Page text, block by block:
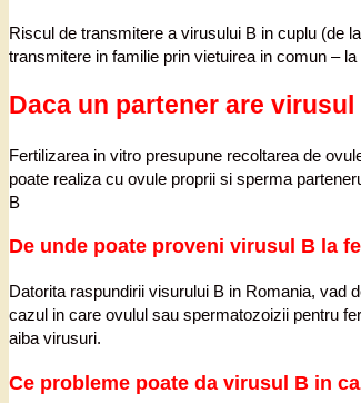
Riscul de transmitere a virusului B in cuplu (de
transmitere in familie prin vietuirea in comun –
Daca un partener are
Fertilizarea in vitro presupune recoltarea de
poate realiza cu ovule proprii si sperma
B
De unde poate proveni virusul B la
Datorita raspundirii visurului B in Romania, vad
cazul in care ovulul sau spermatozoizii pentru
aiba virusuri.
Ce probleme poate da virusul B in